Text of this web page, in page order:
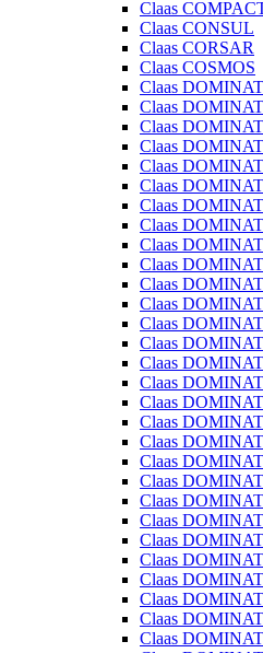
Claas
Claas CONSUL
Claas CORSAR
Claas COSMOS
Claas
Claas
Claas
Claas
Claas
Claas
Claas
Claas
Claas
Claas
Claas
Claas
Claas
Claas
Claas
Claas
Claas
Claas
Claas
Claas
Claas
Claas
Claas
Claas
Claas
Claas
Claas
Claas
Claas